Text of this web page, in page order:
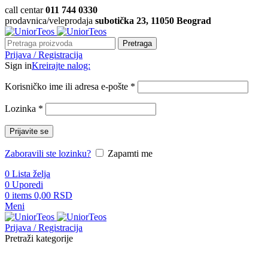
call centar011 744 0330
prodavnica/veleprodaja subotička 23, 11050 Beograd
Pretraga
Prijava / Registracija
Sign inKreirajte nalog:
Korisničko ime ili adresa e-pošte *
Lozinka *
Prijavite se
Zaboravili ste lozinku?
Zapamti me
0 Lista želja
0 Uporedi
0 items 0,00 RSD
Meni
Prijava / Registracija
Pretraži kategorije